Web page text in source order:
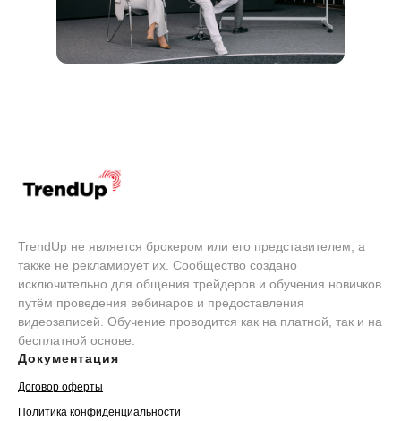
TrendUp не является брокером или его представителем, а
также не рекламирует их. Сообщество создано
исключительно для общения трейдеров и обучения новичков
путём проведения вебинаров и предоставления
видеозаписей. Обучение проводится как на платной, так и на
бесплатной основе.
Документация
Договор оферты
Политика конфиденциальности